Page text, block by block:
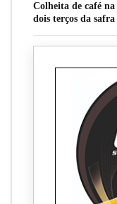
Colheita de café
dois terços da